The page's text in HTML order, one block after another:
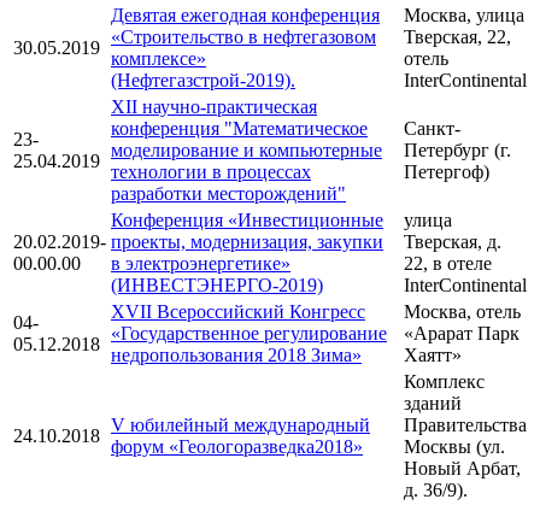
30.05.2019
Девятая ежегодная конференция
«Строительство в нефтегазовом
комплексе»
(Нефтегазстрой-2019).
Москва, улица
Тверская, 22,
отель
InterContinental
23-
25.04.2019
XII научно-практическая
конференция "Математическое
моделирование и компьютерные
технологии в процессах
разработки месторождений"
Санкт-
Петербург (г.
Петергоф)
20.02.2019-
00.00.00
Конференция «Инвестиционные
проекты, модернизация, закупки
в электроэнергетике»
(ИНВЕСТЭНЕРГО-2019)
улица
Тверская, д.
22, в отеле
InterContinental
04-
05.12.2018
ХVII Всероссийский Конгресс
«Государственное регулирование
недропользования 2018 Зима»
Москва, отель
«Арарат Парк
Хаятт»
24.10.2018
V юбилейный международный
форум «Геологоразведка2018»
Комплекс
зданий
Правительства
Москвы (ул.
Новый Арбат,
д. 36/9).